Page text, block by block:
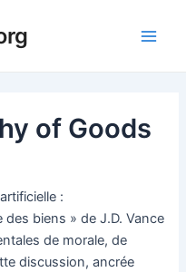
of Goods
:
des biens » de J.D. Vance
de morale, de
discussion, ancrée